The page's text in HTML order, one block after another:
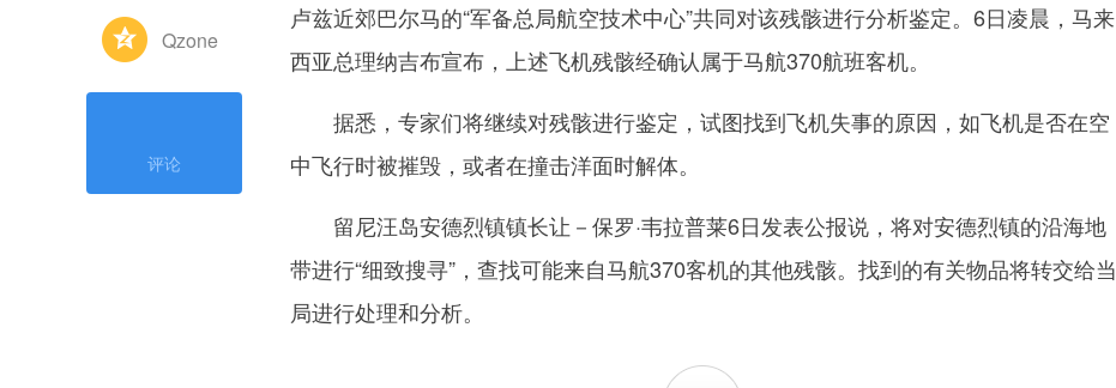
Qzone
评论
卢兹近郊巴尔马的“军备总局航空技术中心”共同对该残骸进行分析鉴定。6日凌晨，马来
西亚总理纳吉布宣布，上述飞机残骸经确认属于马航370航班客机。
据悉，专家们将继续对残骸进行鉴定，试图找到飞机失事的原因，如飞机是否在空
中飞行时被摧毁，或者在撞击洋面时解体。
留尼汪岛安德烈镇镇长让－保罗·韦拉普莱6日发表公报说，将对安德烈镇的沿海地
带进行“细致搜寻”，查找可能来自马航370客机的其他残骸。找到的有关物品将转交给当
局进行处理和分析。